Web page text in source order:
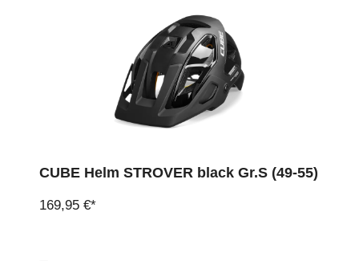
CUBE Helm STROVER black Gr.S (49-55)
169,95 €*